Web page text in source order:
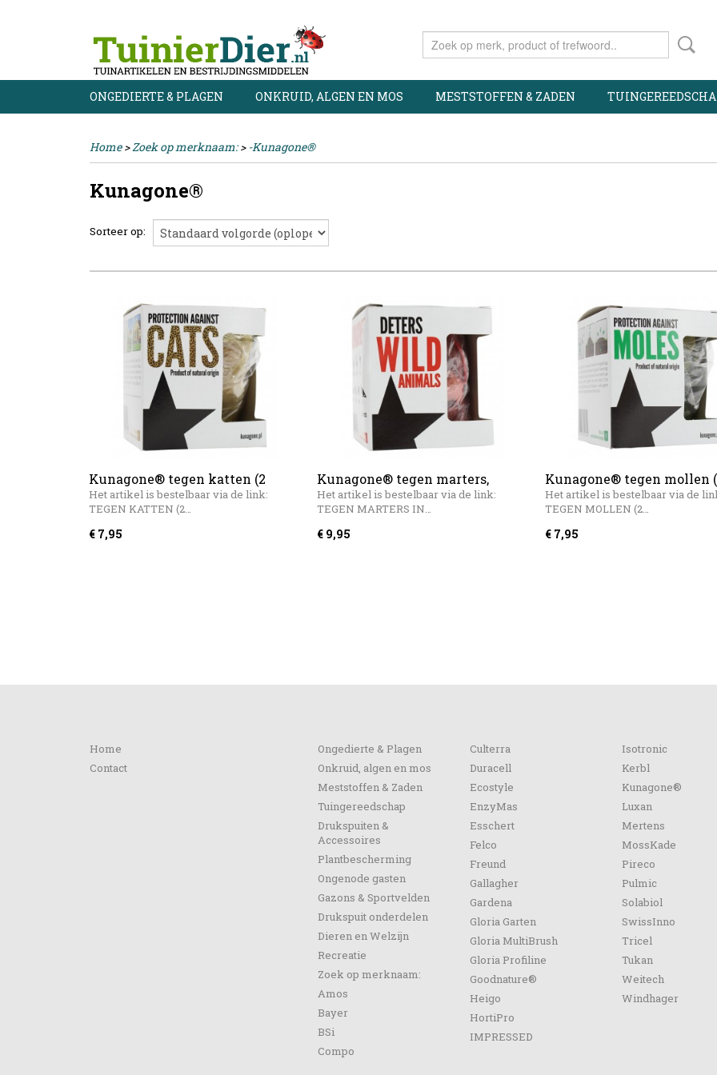
ONGEDIERTE & PLAGEN ONKRUID, ALGEN EN MOS MESTSTOFFEN & ZADEN
Home>Zoek op merknaam:> -Kunagone®
Kunagone®
Sorteer op:
Kunagone® tegen katten (2
stuks)
Het artikel is bestelbaar via de link:
TEGEN KATTEN (2…
€ 7,95
Kunagone® tegen marters,
vossen en reeën
Het artikel is bestelbaar via de link:
TEGEN MARTERS IN…
€ 9,95
Kunagone® tegen mollen
stuks)
Het artikel is bestelbaar via de
TEGEN MOLLEN (2…
€ 7,95
Home
Contact
Ongedierte & Plagen
Onkruid, algen en mos
Meststoffen & Zaden
Tuingereedschap
Drukspuiten &
Accessoires
Plantbescherming
Ongenode gasten
Gazons & Sportvelden
Drukspuit onderdelen
Dieren en Welzijn
Recreatie
Zoek op merknaam:
Amos
Bayer
BSi
Compo
Culterra
Duracell
Ecostyle
EnzyMas
Esschert
Felco
Freund
Gallagher
Gardena
Gloria Garten
Gloria MultiBrush
Gloria Profiline
Goodnature®
Heigo
HortiPro
IMPRESSED
Isotronic
Kerbl
Kunagone®
Luxan
Mertens
MossKade
Pireco
Pulmic
Solabiol
SwissInno
Tricel
Tukan
Weitech
Windhager